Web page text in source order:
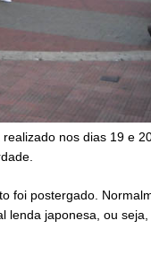
nos dias 19 e
foi postergado.
lenda japonesa, ou